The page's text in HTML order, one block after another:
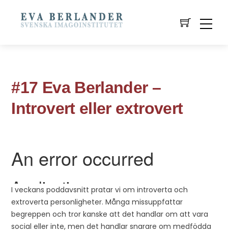
#17 Eva Berlander –
Introvert eller extrovert
I veckans poddavsnitt pratar vi om introverta och
extroverta personligheter. Många missuppfattar
begreppen och tror kanske att det handlar om att vara
social eller inte, men det handlar snarare om medfödda